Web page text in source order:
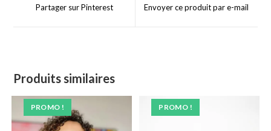
Partager sur Pinterest
new
Envoyer ce produit par e-mail
Produits similaires
PROMO ! PROMO !